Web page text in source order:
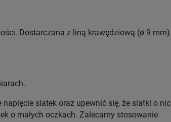
Dostarczana z liną krawędziową (ø 9 mm)
siatek oraz upewnić się, że siatki o nic
o małych oczkach. Zalecamy stosowanie